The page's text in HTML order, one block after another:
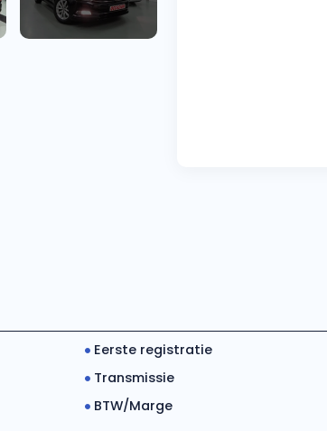
Eerste registratie
Transmissie
BTW/Marge